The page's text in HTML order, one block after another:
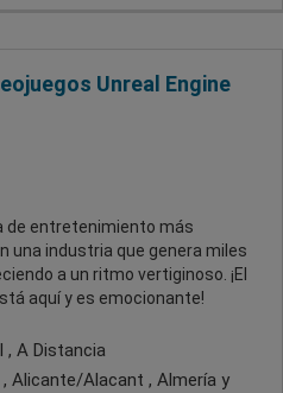
Unreal Engine
de entretenimiento más
una industria que genera miles
a un ritmo vertiginoso. ¡El
aquí y es emocionante!
, A Distancia
Alicante/Alacant , Almería y